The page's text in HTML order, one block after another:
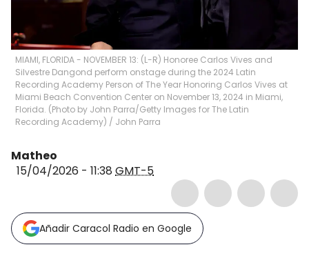
MIAMI, FLORIDA - NOVEMBER 13: (L-R) Honoree Carlos Vives and
Silvestre Dangond perform onstage during the 2024 Latin
Recording Academy Person of The Year Honoring Carlos Vives at
Miami Beach Convention Center on November 13, 2024 in Miami,
Florida. (Photo by John Parra/Getty Images for The Latin
Recording Academy) / John Parra
Matheo
15/04/2026 - 11:38 GMT-5
Añadir Caracol Radio en Google